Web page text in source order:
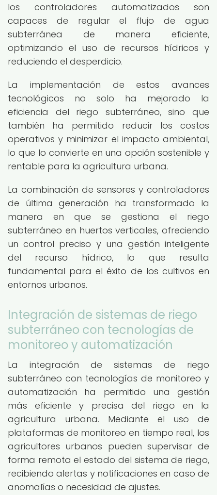
los controladores automatizados son
capaces de regular el flujo de agua
subterránea de manera eficiente,
optimizando el uso de recursos hídricos y
reduciendo el desperdicio.
La implementación de estos avances
tecnológicos no solo ha mejorado la
eficiencia del riego subterráneo, sino que
también ha permitido reducir los costos
operativos y minimizar el impacto ambiental,
lo que lo convierte en una opción sostenible y
rentable para la agricultura urbana.
La combinación de sensores y controladores
de última generación ha transformado la
manera en que se gestiona el riego
subterráneo en huertos verticales, ofreciendo
un control preciso y una gestión inteligente
del recurso hídrico, lo que resulta
fundamental para el éxito de los cultivos en
entornos urbanos.
Integración de sistemas de riego
subterráneo con tecnologías de
monitoreo y automatización
La integración de sistemas de riego
subterráneo con tecnologías de monitoreo y
automatización ha permitido una gestión
más eficiente y precisa del riego en la
agricultura urbana. Mediante el uso de
plataformas de monitoreo en tiempo real, los
agricultores urbanos pueden supervisar de
forma remota el estado del sistema de riego,
recibiendo alertas y notificaciones en caso de
anomalías o necesidad de ajustes.